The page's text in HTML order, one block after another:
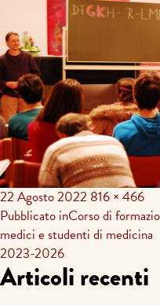
22 Agosto 2022 816 × 466
Navigazione
articoli
Pubblicato inCorso di
medici e studenti di medicina
2023-2026
Articoli recenti